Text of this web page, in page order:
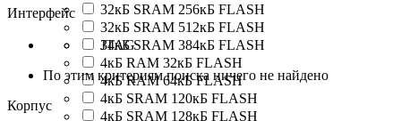
32кБ SRAM 256кБ FLASH
32кБ SRAM 512кБ FLASH
34кБ SRAM 384кБ FLASH
4кБ RAM 32кБ FLASH
4кБ RAM 64кБ FLASH
4кБ SRAM 120кБ FLASH
4кБ SRAM 128кБ FLASH
Интерфейс
JTAG
По этим критериям поиска ничего не найдено
Корпус